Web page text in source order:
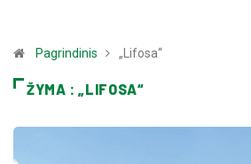
Pagrindinis „Lifosa“
ŽYMA : „LIFOSA“